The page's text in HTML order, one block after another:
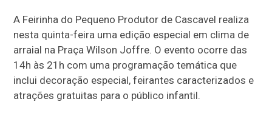
A Feirinha do Pequeno Produtor de Cascavel realiza
nesta quinta-feira uma edição especial em clima de
arraial na Praça Wilson Joffre. O evento ocorre das
14h às 21h com uma programação temática que
inclui decoração especial, feirantes caracterizados e
atrações gratuitas para o público infantil.